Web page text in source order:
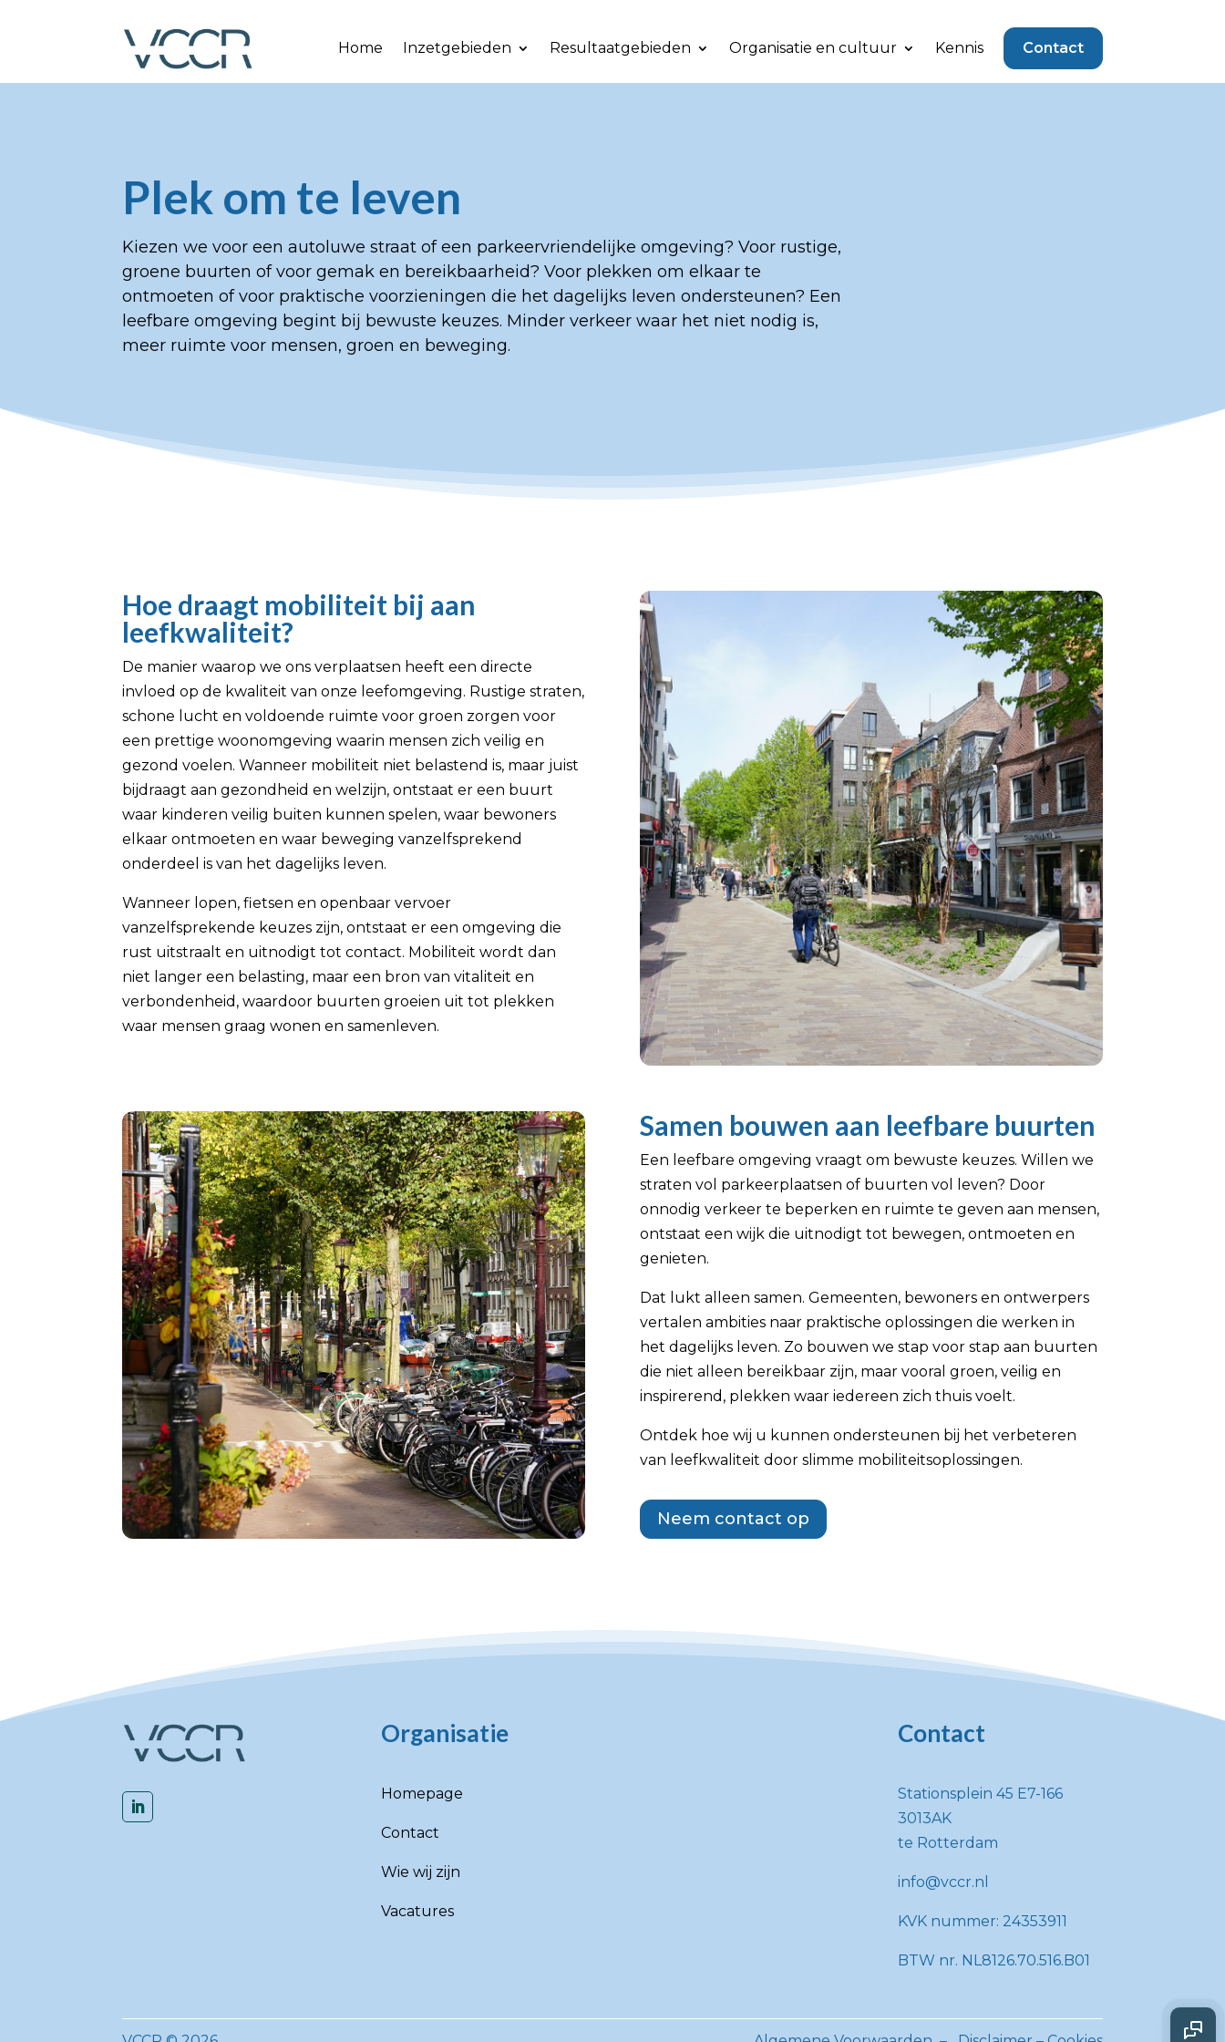
Home Inzetgebieden Resultaatgebieden Organisatie en cultuur Kennis Contact
Plek om te leven
Kiezen we voor een autoluwe straat of een parkeervriendelijke omgeving? Voor rustige,
groene buurten of voor gemak en bereikbaarheid? Voor plekken om elkaar te
ontmoeten of voor praktische voorzieningen die het dagelijks leven ondersteunen? Een
leefbare omgeving begint bij bewuste keuzes. Minder verkeer waar het niet nodig is,
meer ruimte voor mensen, groen en beweging.
Hoe draagt mobiliteit bij aan
leefkwaliteit?
De manier waarop we ons verplaatsen heeft een directe
invloed op de kwaliteit van onze leefomgeving. Rustige straten,
schone lucht en voldoende ruimte voor groen zorgen voor
een prettige woonomgeving waarin mensen zich veilig en
gezond voelen. Wanneer mobiliteit niet belastend is, maar juist
bijdraagt aan gezondheid en welzijn, ontstaat er een buurt
waar kinderen veilig buiten kunnen spelen, waar bewoners
elkaar ontmoeten en waar beweging vanzelfsprekend
onderdeel is van het dagelijks leven.
Wanneer lopen, fietsen en openbaar vervoer
vanzelfsprekende keuzes zijn, ontstaat er een omgeving die
rust uitstraalt en uitnodigt tot contact. Mobiliteit wordt dan
niet langer een belasting, maar een bron van vitaliteit en
verbondenheid, waardoor buurten groeien uit tot plekken
waar mensen graag wonen en samenleven.
Samen bouwen aan leefbare buurten
Een leefbare omgeving vraagt om bewuste keuzes. Willen we
straten vol parkeerplaatsen of buurten vol leven? Door
onnodig verkeer te beperken en ruimte te geven aan mensen,
ontstaat een wijk die uitnodigt tot bewegen, ontmoeten en
genieten.
Dat lukt alleen samen. Gemeenten, bewoners en ontwerpers
vertalen ambities naar praktische oplossingen die werken in
het dagelijks leven. Zo bouwen we stap voor stap aan buurten
die niet alleen bereikbaar zijn, maar vooral groen, veilig en
inspirerend, plekken waar iedereen zich thuis voelt.
Ontdek hoe wij u kunnen ondersteunen bij het verbeteren
van leefkwaliteit door slimme mobiliteitsoplossingen.
Neem contact op
Organisatie
Homepage
Contact
Wie wij zijn
Vacatures
Contact
Stationsplein 45 E7-166
3013AK
te Rotterdam
info@vccr.nl
KVK nummer: 24353911
BTW nr. NL8126.70.516.B01